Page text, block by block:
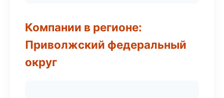
Компании в регионе:
Приволжский федеральный
округ